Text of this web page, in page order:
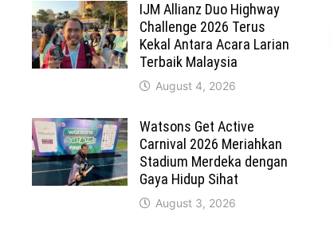
IJM Allianz Duo Highway
Challenge 2026 Terus
Kekal Antara Acara Larian
Terbaik Malaysia
August 4, 2026
Watsons Get Active
Carnival 2026 Meriahkan
Stadium Merdeka dengan
Gaya Hidup Sihat
August 3, 2026